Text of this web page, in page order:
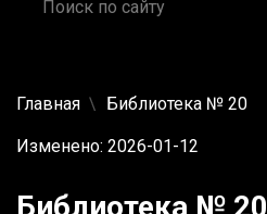
Главная Библиотека № 20
Изменено: 2026-01-12